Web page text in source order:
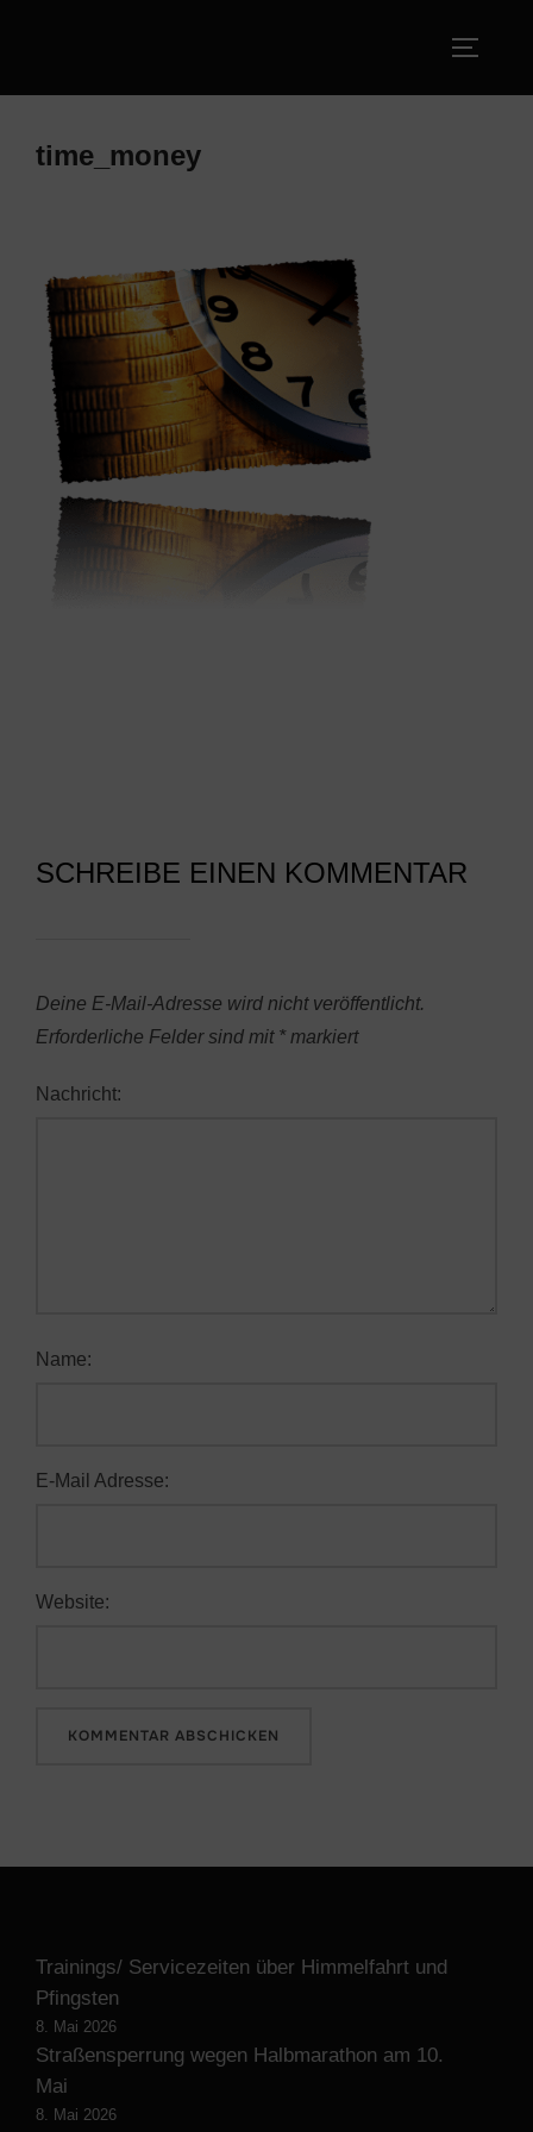
time_money
SCHREIBE EINEN KOMMENTAR
Deine E-Mail-Adresse wird nicht veröffentlicht.
Erforderliche Felder sind mit *markiert
Nachricht:
Name:
E-Mail Adresse:
Website:
Trainings/ Servicezeiten über Himmelfahrt und
Pfingsten
8. Mai 2026
Straßensperrung wegen Halbmarathon am 10.
Mai
8. Mai 2026